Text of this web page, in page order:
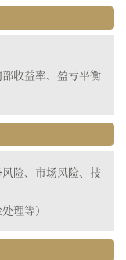
收益率、盈亏平衡
险、市场风险、技
理等）